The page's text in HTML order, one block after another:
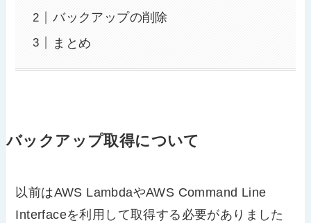
バックアップの削除
まとめ
バックアップ取得について
以前はAWS LambdaやAWS Command Line
Interfaceを利用して取得する必要がありました